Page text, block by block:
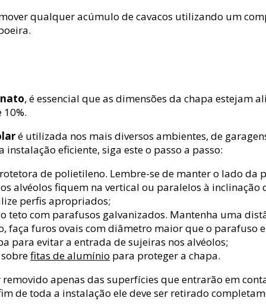
qualquer acúmulo de cavacos utilizando um
, é essencial que as dimensões da chapa estejam
é utilizada nos mais diversos ambientes, de
eficiente, siga este o passo a passo:
de polietileno. Lembre-se de manter o lado da
alvéolos fiquem na vertical ou paralelos à inclinação
perfis apropriados;
teto com parafusos galvanizados. Mantenha uma
faça furos ovais com diâmetro maior que o parafuso
para evitar a entrada de sujeiras nos alvéolos;
fitas de alumínio para proteger a chapa.
removido apenas das superfícies que entrarão em
de toda a instalação ele deve ser retirado